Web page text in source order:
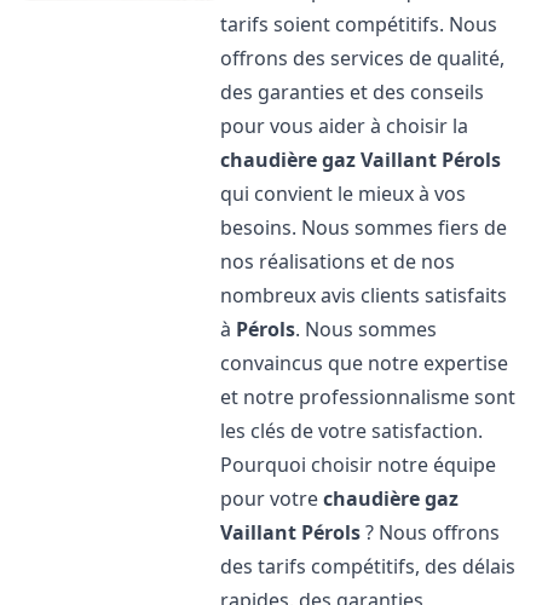
tarifs soient compétitifs. Nous
offrons des services de qualité,
des garanties et des conseils
pour vous aider à choisir la
chaudière gaz Vaillant Pérols
qui convient le mieux à vos
besoins. Nous sommes fiers de
nos réalisations et de nos
nombreux avis clients satisfaits
à Pérols. Nous sommes
convaincus que notre expertise
et notre professionnalisme sont
les clés de votre satisfaction.
Pourquoi choisir notre équipe
pour votrechaudière gaz
Vaillant Pérols? Nous offrons
des tarifs compétitifs, des délais